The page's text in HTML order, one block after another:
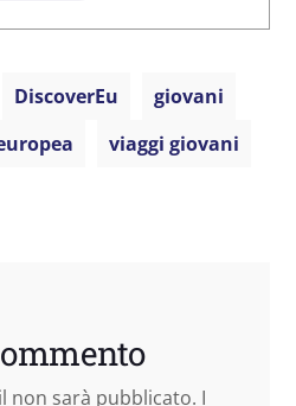
DiscoverEu
giovani
viaggi giovani
non sarà pubblicato. I